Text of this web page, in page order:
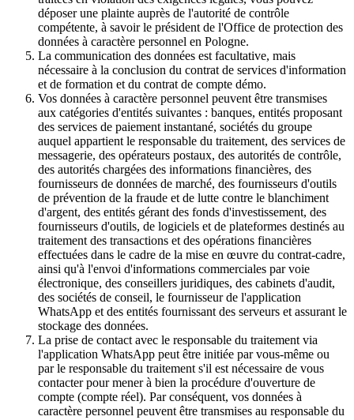
déposer une plainte auprès de l'autorité de contrôle
compétente, à savoir le président de l'Office de protection des
données à caractère personnel en Pologne.
La communication des données est facultative, mais
nécessaire à la conclusion du contrat de services d'information
et de formation et du contrat de compte démo.
Vos données à caractère personnel peuvent être transmises
aux catégories d'entités suivantes : banques, entités proposant
des services de paiement instantané, sociétés du groupe
auquel appartient le responsable du traitement, des services de
messagerie, des opérateurs postaux, des autorités de contrôle,
des autorités chargées des informations financières, des
fournisseurs de données de marché, des fournisseurs d'outils
de prévention de la fraude et de lutte contre le blanchiment
d'argent, des entités gérant des fonds d'investissement, des
fournisseurs d'outils, de logiciels et de plateformes destinés au
traitement des transactions et des opérations financières
effectuées dans le cadre de la mise en œuvre du contrat-cadre,
ainsi qu'à l'envoi d'informations commerciales par voie
électronique, des conseillers juridiques, des cabinets d'audit,
des sociétés de conseil, le fournisseur de l'application
WhatsApp et des entités fournissant des serveurs et assurant le
stockage des données.
La prise de contact avec le responsable du traitement via
l'application WhatsApp peut être initiée par vous-même ou
par le responsable du traitement s'il est nécessaire de vous
contacter pour mener à bien la procédure d'ouverture de
compte (compte réel). Par conséquent, vos données à
caractère personnel peuvent être transmises au responsable du